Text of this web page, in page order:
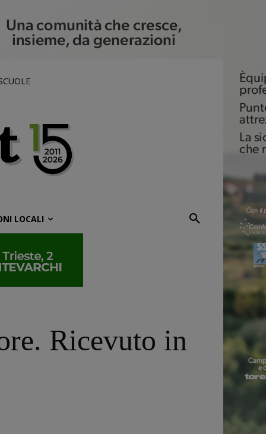
LOCALI
Ricevuto in